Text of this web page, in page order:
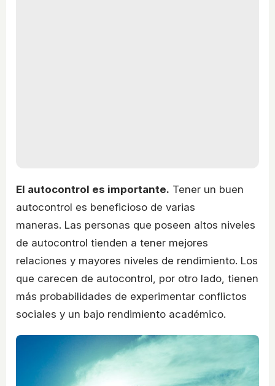
El autocontrol es importante. Tener un buen
autocontrol es beneficioso de varias
maneras. Las personas que poseen altos niveles
de autocontrol tienden a tener mejores
relaciones y mayores niveles de rendimiento. Los
que carecen de autocontrol, por otro lado, tienen
más probabilidades de experimentar conflictos
sociales y un bajo rendimiento académico.